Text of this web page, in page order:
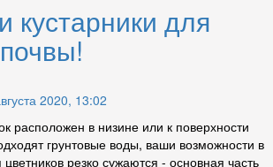
кустарники для
2020, 13:02
расположен в низине или к поверхности
грунтовые воды, ваши возможности в
резко сужаются - основная часть